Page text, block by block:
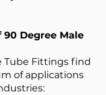
Degree Male
Tube Fittings find
of applications